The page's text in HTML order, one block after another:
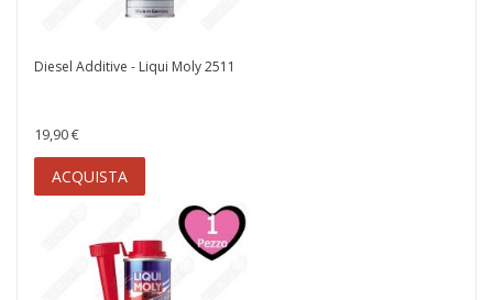
Diesel Additive - Liqui Moly 2511
19,90 €
ACQUISTA